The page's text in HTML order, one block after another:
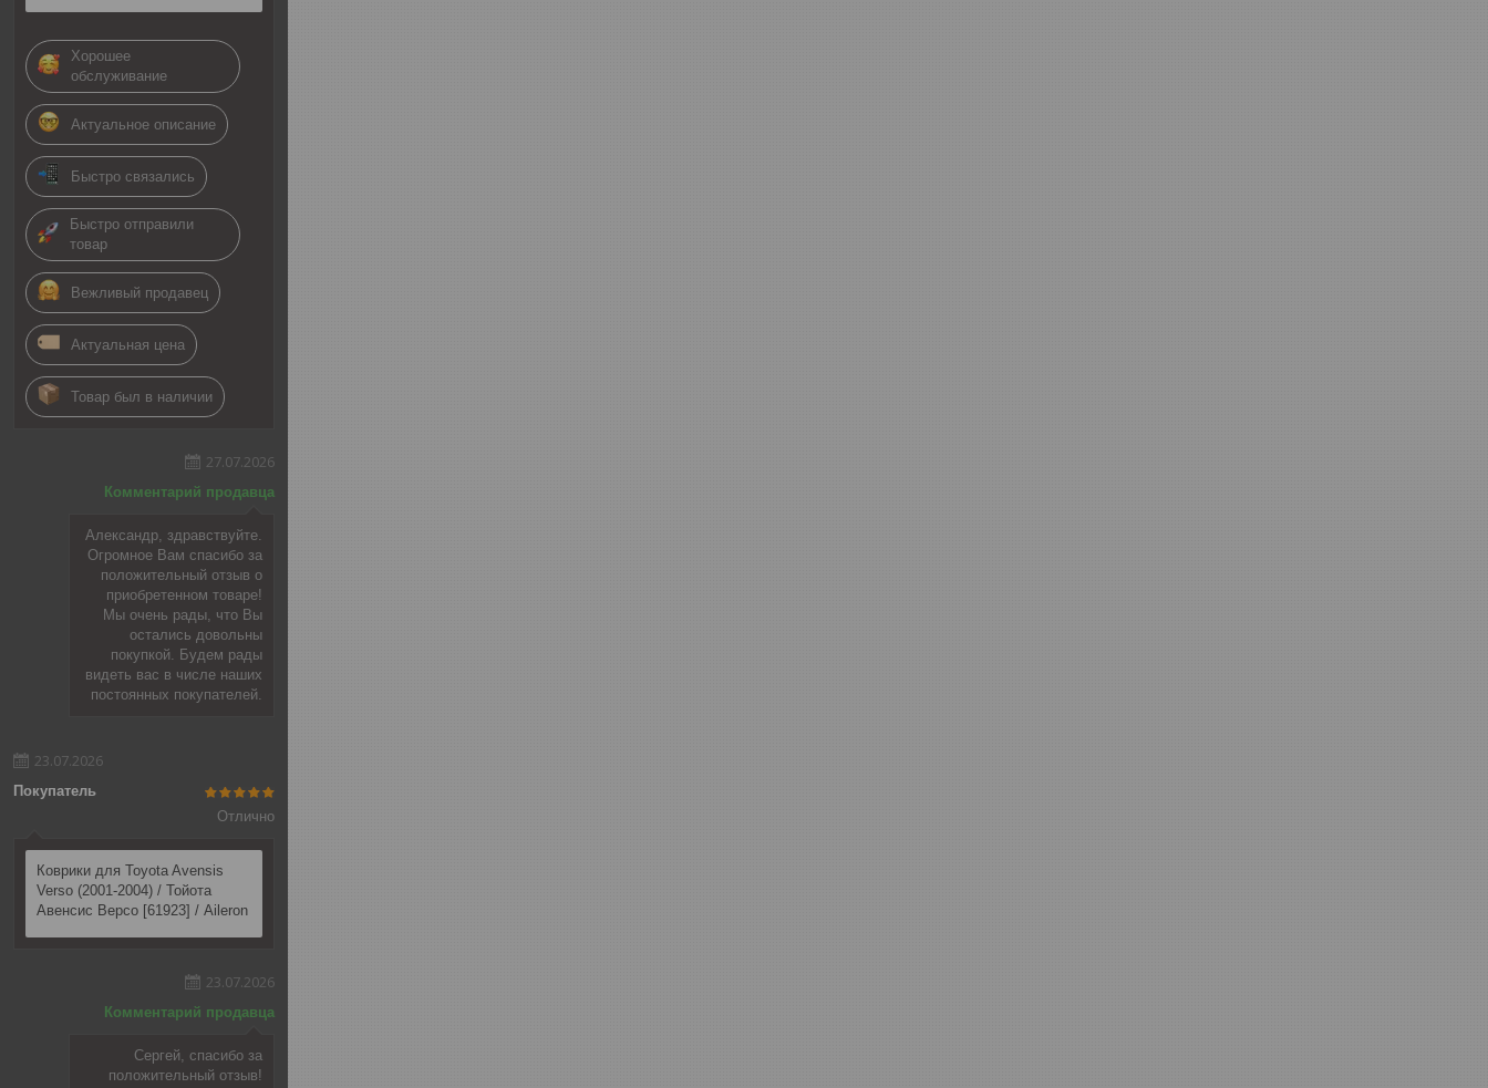
Хорошее
обслуживание
Актуальное описание
Быстро связались
Быстро отправили
товар
Вежливый продавец
Актуальная цена
Товар был в наличии
27.07.2026
Комментарий продавца
Александр, здравствуйте.
Огромное Вам спасибо за
положительный отзыв о
приобретенном товаре!
Мы очень рады, что Вы
остались довольны
покупкой. Будем рады
видеть вас в числе наших
постоянных покупателей.
23.07.2026
Покупатель
Отлично
Коврики для Toyota Avensis
Verso (2001-2004) / Тойота
Авенсис Версо [61923] / Aileron
23.07.2026
Комментарий продавца
Сергей, спасибо за
положительный отзыв!